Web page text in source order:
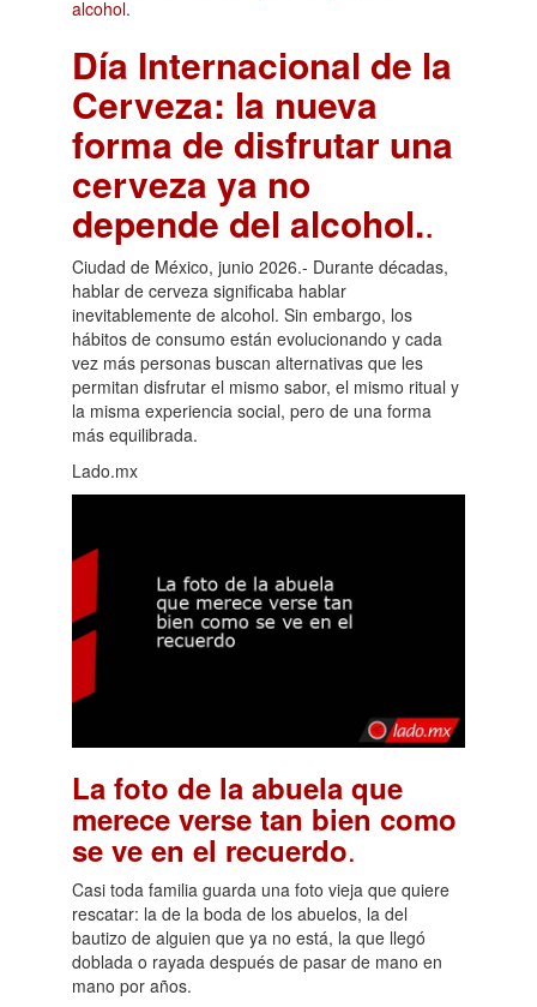
Día Internacional de la
Cerveza: la nueva
forma de disfrutar una
cerveza ya no
depende del alcohol..
Ciudad de México, junio 2026.- Durante décadas,
hablar de cerveza significaba hablar
inevitablemente de alcohol. Sin embargo, los
hábitos de consumo están evolucionando y cada
vez más personas buscan alternativas que les
permitan disfrutar el mismo sabor, el mismo ritual y
la misma experiencia social, pero de una forma
más equilibrada.
Lado.mx
La foto de la abuela que
merece verse tan bien como
se ve en el recuerdo.
Casi toda familia guarda una foto vieja que quiere
rescatar: la de la boda de los abuelos, la del
bautizo de alguien que ya no está, la que llegó
doblada o rayada después de pasar de mano en
mano por años.